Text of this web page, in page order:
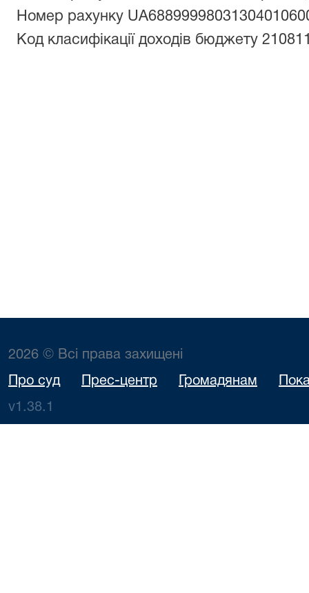
Номер рахунку
Код класифікації доходів бюджету
2026 © Всі права захищені
Про суд Прес-центр Громадянам
v1.38.1